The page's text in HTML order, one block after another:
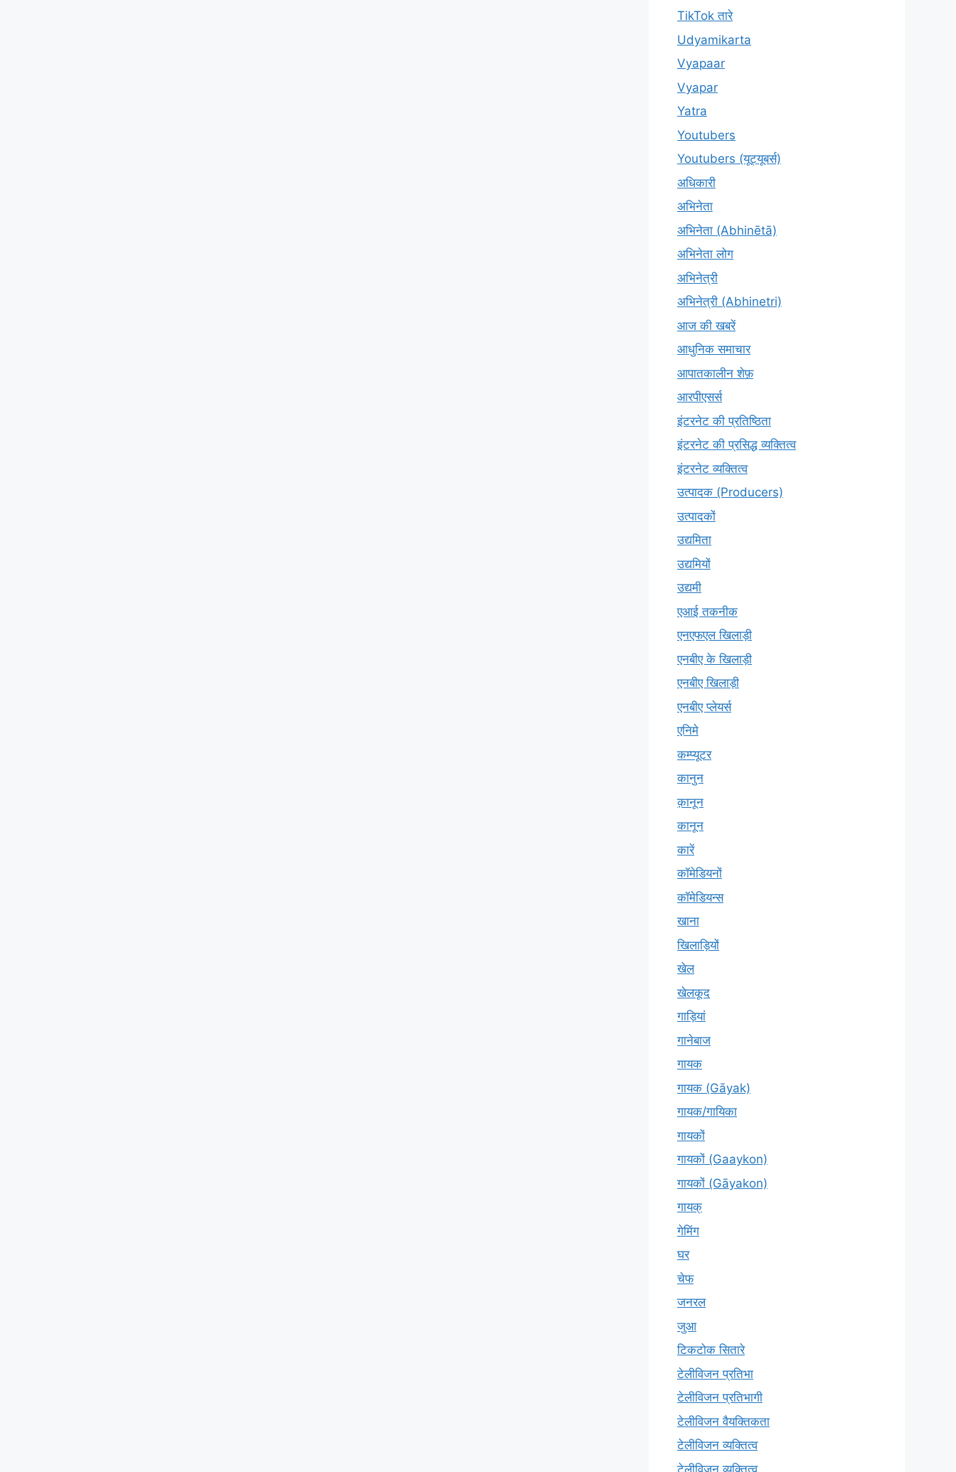
TikTok तारे
Udyamikarta
Vyapaar
Vyapar
Yatra
Youtubers
Youtubers (यूट्यूबर्स)
अधिकारी
अभिनेता
अभिनेता (Abhinētā)
अभिनेता लोग
अभिनेत्री
अभिनेत्री (Abhinetri)
आज की खबरें
आधुनिक समाचार
आपातकालीन शेफ़
आरपीएसर्स
इंटरनेट की प्रतिष्ठिता
इंटरनेट की प्रसिद्ध व्यक्तित्व
इंटरनेट व्यक्तित्व
उत्पादक (Producers)
उत्पादकों
उद्यमिता
उद्यमियों
उद्यमी
एआई तकनीक
एनएफएल खिलाड़ी
एनबीए के खिलाड़ी
एनबीए खिलाड़ी
एनबीए प्लेयर्स
एनिमे
कम्प्यूटर
कानुन
क़ानून
कानून
कारें
कॉमेडियनों
कॉमेडियन्स
खाना
खिलाड़ियों
खेल
खेलकूद
गाड़ियां
गानेबाज
गायक
गायक (Gāyak)
गायक/गायिका
गायकों
गायकों (Gaaykon)
गायकों (Gāyakon)
गायक्
गेमिंग
घर
चेफ
जनरल
जुआ
टिकटोक सितारे
टेलीविजन प्रतिभा
टेलीविजन प्रतिभागी
टेलीविजन वैयक्तिकता
टेलीविजन व्यक्तित्व
टेलीविज़न व्यक्तित्व